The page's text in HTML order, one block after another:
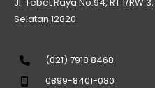
Jl. Tebet Raya No.94, RT 1/RW
Selatan 12820
(021) 7918 8468
0899-8401-080